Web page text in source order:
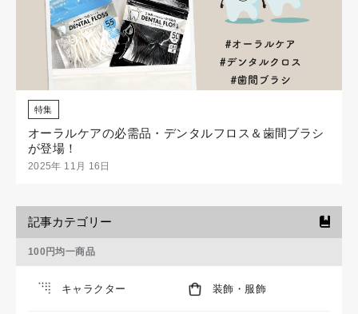
特集
オーラルケアの必需品・デンタルフロス＆歯間ブラシ
が登場！
2025年 11月 16日
記事カテゴリー
100円均一商品
キャラクター 装飾・服飾